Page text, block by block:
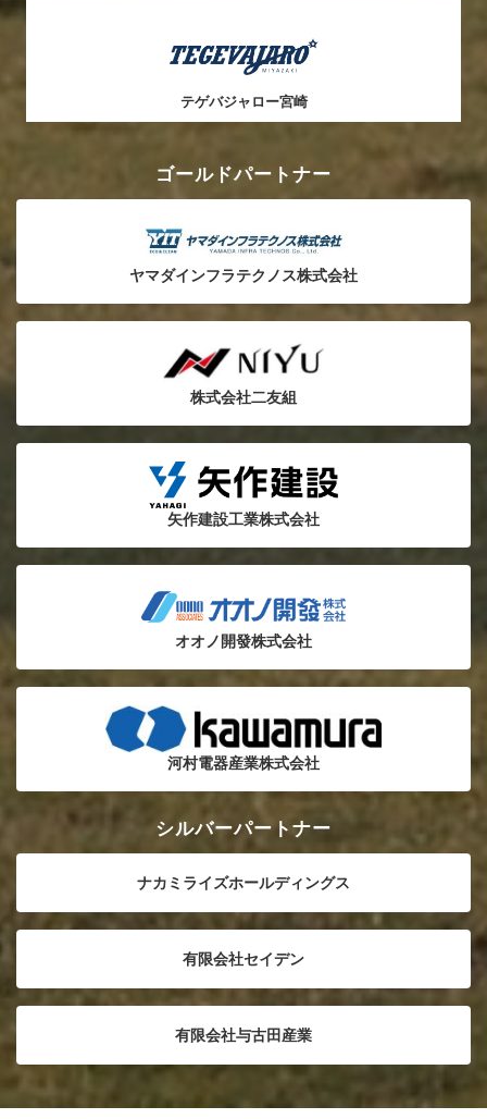
テゲバジャロー宮崎
ゴールドパートナー
ヤマダインフラテクノス株式会社
株式会社二友組
矢作建設工業株式会社
オオノ開發株式会社
河村電器産業株式会社
シルバーパートナー
ナカミライズホールディングス
有限会社セイデン
有限会社与古田産業